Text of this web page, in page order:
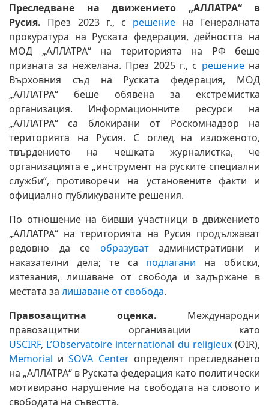
Преследване на движението „АЛЛАТРА“ в
Русия. През 2023 г., с решение на Генералната
прокуратура на Руската федерация, дейността на
МОД „АЛЛАТРА“ на територията на РФ беше
призната за нежелана. През 2025 г., с решение на
Върховния съд на Руската федерация, МОД
„АЛЛАТРА“ беше обявена за екстремистка
организация. Информационните ресурси на
„АЛЛАТРА“ са блокирани от Роскомнадзор на
територията на Русия. С оглед на изложеното,
твърдението на чешката журналистка, че
организацията е „инструмент на руските специални
служби“, противоречи на установените факти и
официално публикуваните решения.
По отношение на бивши участници в движението
„АЛЛАТРА“ на територията на Русия продължават
редовно да се образуватадминистративни и
наказателни дела; те са подлагани на обиски,
изтезания, лишаване от свобода и задържане в
местата за лишаване от свобода.
Правозащитна оценка.
Международни
правозащитни организации като
USCIRF, L’Observatoire international du religieux(OIR),
Memorial иSOVA Center определят преследването
на „АЛЛАТРА“ в Руската федерация като политически
мотивирано нарушение на свободата на словото и
свободата на съвестта.